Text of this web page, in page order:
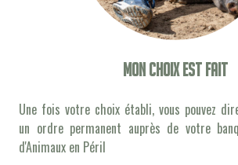
Mon choix est fait
Une fois votre choix établi, vous pouvez
un ordre permanent auprès de votre
d'Animaux en Péril